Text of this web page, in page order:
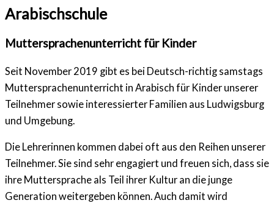
Arabischschule
Muttersprachenunterricht für Kinder
Seit November 2019 gibt es bei Deutsch-richtig samstags
Muttersprachenunterricht in Arabisch für Kinder unserer
Teilnehmer sowie interessierter Familien aus Ludwigsburg
und Umgebung.
Die Lehrerinnen kommen dabei oft aus den Reihen unserer
Teilnehmer. Sie sind sehr engagiert und freuen sich, dass sie
ihre Muttersprache als Teil ihrer Kultur an die junge
Generation weitergeben können. Auch damit wird